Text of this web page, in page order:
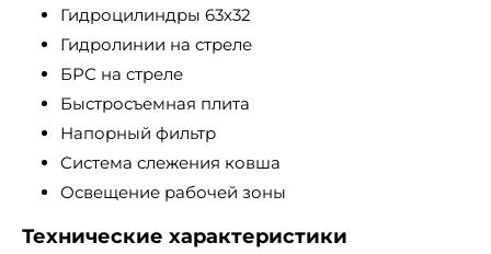
Гидроцилиндры 63х32
Гидролинии на стреле
БРС на стреле
Быстросъемная плита
Напорный фильтр
Система слежения ковша
Освещение рабочей зоны
Технические характеристики